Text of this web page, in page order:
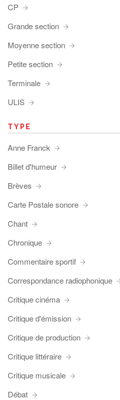
CP
Grande section
Moyenne section
Petite section
Terminale
ULIS
TYPE
Anne Franck
Billet d'humeur
Brèves
Carte Postale sonore
Chant
Chronique
Commentaire sportif
Correspondance radiophonique
Critique cinéma
Critique d'émission
Critique de production
Critique littéraire
Critique musicale
Débat